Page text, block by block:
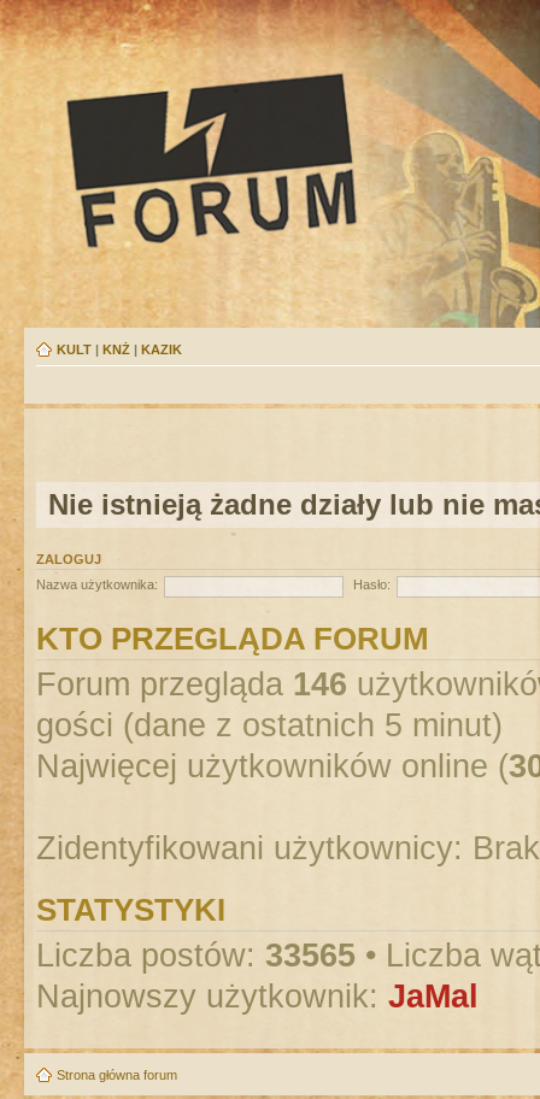
KULT | KNŻ | KAZIK
Nie istnieją żadne działy lub nie
ZALOGUJ
Nazwa użytkownika:
Hasło:
KTO PRZEGLĄDA FORUM
Forum przegląda 146
gości (dane z ostatnich 5 minut)
Najwięcej użytkowników online (
Zidentyfikowani użytkownicy:
STATYSTYKI
Liczba postów: 33565 • Liczba
Najnowszy użytkownik: JaMal
Strona główna forum